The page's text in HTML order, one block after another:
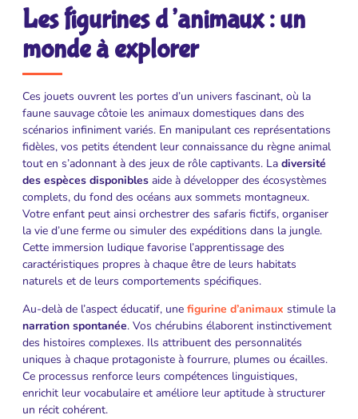
Les figurines d’animaux : un
monde à explorer
Ces jouets ouvrent les portes d’un univers fascinant, où la
faune sauvage côtoie les animaux domestiques dans des
scénarios infiniment variés. En manipulant ces représentations
fidèles, vos petits étendent leur connaissance du règne animal
tout en s’adonnant à des jeux de rôle captivants. La diversité
des espèces disponibles aide à développer des écosystèmes
complets, du fond des océans aux sommets montagneux.
Votre enfant peut ainsi orchestrer des safaris fictifs, organiser
la vie d’une ferme ou simuler des expéditions dans la jungle.
Cette immersion ludique favorise l’apprentissage des
caractéristiques propres à chaque être de leurs habitats
naturels et de leurs comportements spécifiques.
Au-delà de l’aspect éducatif, une figurine d’animaux stimule la
narration spontanée. Vos chérubins élaborent instinctivement
des histoires complexes. Ils attribuent des personnalités
uniques à chaque protagoniste à fourrure, plumes ou écailles.
Ce processus renforce leurs compétences linguistiques,
enrichit leur vocabulaire et améliore leur aptitude à structurer
un récit cohérent.